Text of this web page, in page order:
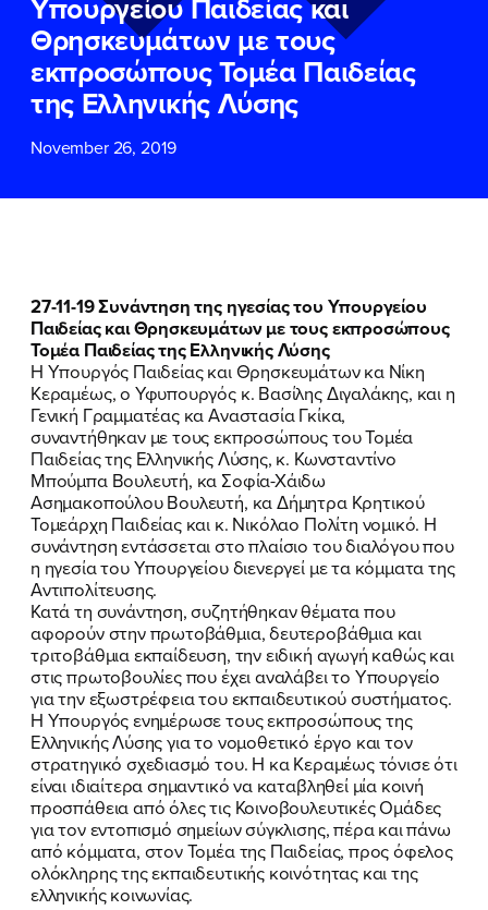
ΠΟΙΑ ΕΙΜΑΙ
ΕΡΓΟ
ΕΚΔΗΛΩΣΕΙΣ
ΝΕΑ
ΕΛΑ ΚΙ ΕΣΥ
FB IN TW
Θρησκευμάτων με τους
εκπροσώπους Τομέα Παιδείας
της Ελληνικής Λύσης
November 26, 2019
27-11-19 Συνάντηση της ηγεσίας του Υπουργείου
Παιδείας και Θρησκευμάτων με τους εκπροσώπους
Τομέα Παιδείας της Ελληνικής Λύσης
Η Υπουργός Παιδείας και Θρησκευμάτων κα Νίκη
Κεραμέως, ο Υφυπουργός κ. Βασίλης Διγαλάκης, και η
Γενική Γραμματέας κα Αναστασία Γκίκα,
συναντήθηκαν με τους εκπροσώπους του Τομέα
Παιδείας της Ελληνικής Λύσης, κ. Κωνσταντίνο
Μπούμπα Βουλευτή, κα Σοφία-Χάιδω
Ασημακοπούλου Βουλευτή, κα Δήμητρα Κρητικού
Τομεάρχη Παιδείας και κ. Νικόλαο Πολίτη νομικό. Η
συνάντηση εντάσσεται στο πλαίσιο του διαλόγου που
η ηγεσία του Υπουργείου διενεργεί με τα κόμματα της
Αντιπολίτευσης.
Κατά τη συνάντηση, συζητήθηκαν θέματα που
αφορούν στην πρωτοβάθμια, δευτεροβάθμια και
τριτοβάθμια εκπαίδευση, την ειδική αγωγή καθώς και
στις πρωτοβουλίες που έχει αναλάβει το Υπουργείο
για την εξωστρέφεια του εκπαιδευτικού συστήματος.
Η Υπουργός ενημέρωσε τους εκπροσώπους της
Ελληνικής Λύσης για το νομοθετικό έργο και τον
στρατηγικό σχεδιασμό του. Η κα Κεραμέως τόνισε ότι
είναι ιδιαίτερα σημαντικό να καταβληθεί μία κοινή
προσπάθεια από όλες τις Κοινοβουλευτικές Ομάδες
για τον εντοπισμό σημείων σύγκλισης, πέρα και πάνω
από κόμματα, στον Τομέα της Παιδείας, προς όφελος
ολόκληρης της εκπαιδευτικής κοινότητας και της
ελληνικής κοινωνίας.
ΕΠΙΘΕΤΟ*
ΤΗΛΕΦΩΝΟ*
EMAIL
Χρήσης
του δικτυακού τόπου του
Πολιτικού Γραφείου της Βουλευτού
Νίκης Κεραμέως
ΥΠΟΒΟΛΗ
ΕΠΙΘΕΤΟ*
ΤΗΛΕΦΩΝΟ
EMAIL
Χρήσης
του δικτυακού τόπου του
Πολιτικού Γραφείου της Βουλευτού
Νίκης Κεραμέως
ΥΠΟΒΟΛΗ